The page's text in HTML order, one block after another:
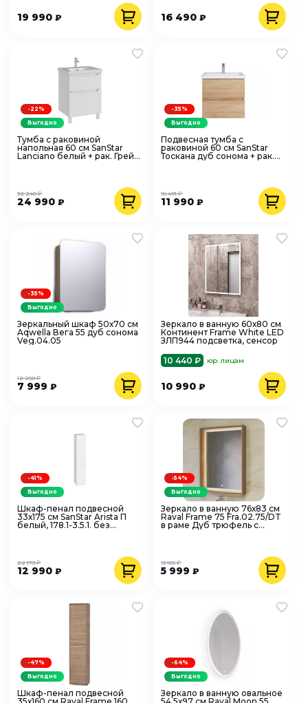
19 990 ₽ 16 490₽
Тумба с раковиной
напольная 60 см SanStar
Lanciano белый + рак. Грейс
24 990 ₽
32 240 ₽
-22%
Выгодно
Подвесная тумба с
раковиной 60 см SanStar
Тоскана дуб сонома + рак.
11 990₽
18 491 ₽
-35%
Выгодно
Зеркальный шкаф 50х70 см
Aqwella Вега 55 дуб сонома
Veg.04.05
7 999 ₽
12 250 ₽
-35%
Выгодно
Зеркало в ванную 60х80 см
Континент Frame White LED
ЗЛП944 подсветка, сенсор
10 440 ₽
юр. лицам
10 990₽
Шкаф-пенал подвесной
33х175 см SanStar Arista П
белый, 178.1-3.5.1. без
12 990 ₽
22 173 ₽
-41%
Выгодно
Зеркало в ванную 76х83 см
Raval Frame 75 Fra.02.75/DT
в раме Дуб трюфель с
5 999₽
13 165 ₽
-54%
Выгодно
Шкаф-пенал подвесной
-47%
Выгодно
Зеркало в ванную овальное
-64%
Выгодно